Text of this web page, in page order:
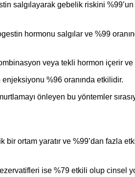
salgılayarak gebelik riskini
hormonu salgılar ve %99
veya tekli hormon içerir
%96 oranında etkilidir.
önleyen bu yöntemler
bir ortam yaratır ve %99’dan fazla
ise %79 etkili olup cinsel